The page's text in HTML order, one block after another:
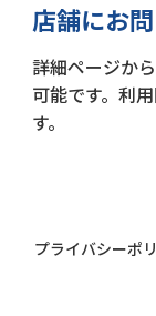
店舗にお
詳細ページか
可能です。利
す。
プライバシーポ